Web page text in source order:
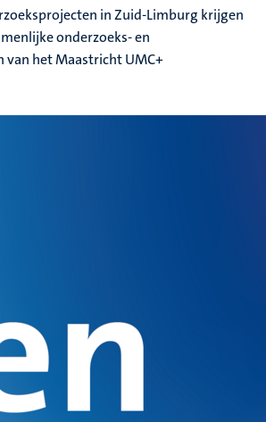
in Zuid-Limburg krijgen
onderzoeks- en
het Maastricht UMC+